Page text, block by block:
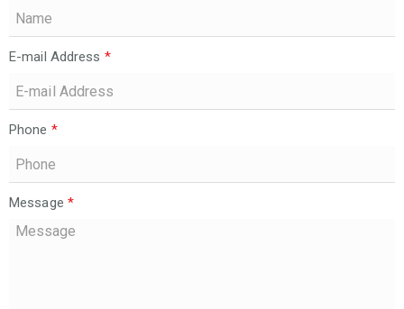
E-mail Address *
Phone *
Message *